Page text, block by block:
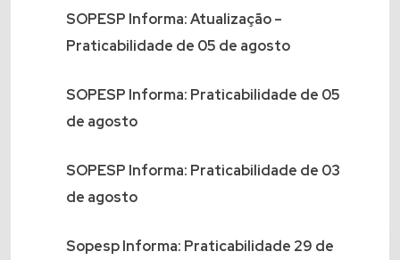
SOPESP Informa: Atualização –
Praticabilidade de 05 de agosto
SOPESP Informa: Praticabilidade de 05
de agosto
SOPESP Informa: Praticabilidade de 03
de agosto
Sopesp Informa: Praticabilidade 29 de